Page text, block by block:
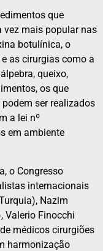
que
vez mais popular nas
botulínica, o
as cirurgias como a
queixo,
os que
ser realizados
a lei nº
em ambiente
o Congresso
internacionais
Nazim
Valerio Finocchi
médicos cirurgiões
harmonização